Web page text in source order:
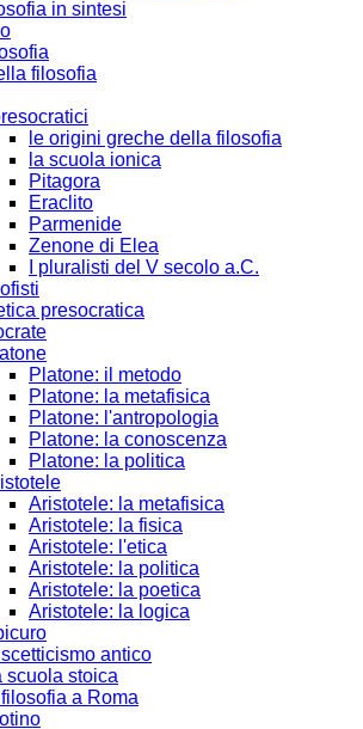
in sintesi
filosofia
le origini greche della filosofia
la scuola ionica
Pitagora
Eraclito
Parmenide
Zenone di Elea
I pluralisti del V secolo a.C.
presocratica
Platone: il metodo
Platone: la metafisica
Platone: l'antropologia
Platone: la conoscenza
Platone: la politica
Aristotele: la metafisica
Aristotele: la fisica
Aristotele: l'etica
Aristotele: la politica
Aristotele: la poetica
Aristotele: la logica
scetticismo antico
scuola stoica
filosofia a Roma